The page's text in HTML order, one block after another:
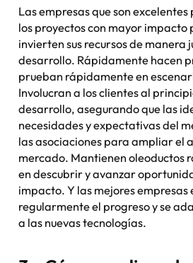
Las empresas que son
los proyectos con mayor impacto
invierten sus recursos de manera
desarrollo. Rápidamente hacen
prueban rápidamente en
Involucran a los clientes al
desarrollo, asegurando que las
necesidades y expectativas del
las asociaciones para ampliar el
mercado. Mantienen oleoductos
en descubrir y avanzar
impacto. Y las mejores empresas
regularmente el progreso y se
a las nuevas tecnologías.